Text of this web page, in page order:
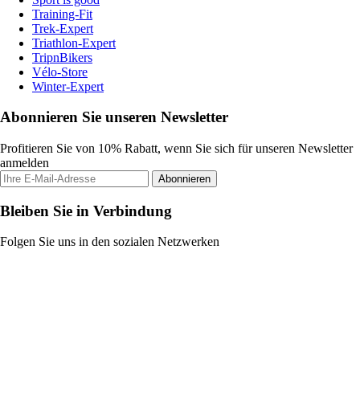
Training-Fit
Trek-Expert
Triathlon-Expert
TripnBikers
Vélo-Store
Winter-Expert
Abonnieren Sie unseren Newsletter
Profitieren Sie von 10% Rabatt, wenn Sie sich für unseren Newsletter
anmelden
Abonnieren
Bleiben Sie in Verbindung
Folgen Sie uns in den sozialen Netzwerken